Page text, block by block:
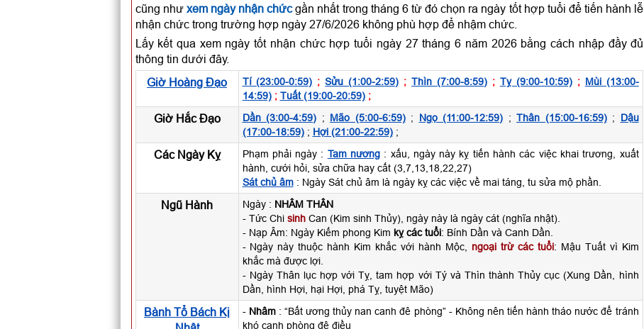
cũng như xem ngày nhận chứcgần nhất trong tháng 6 từ đó chọn ra ngày tốt hợp tuổi để tiến hành lễ
nhận chức trong trường hợp ngày 27/6/2026 không phù hợp để nhậm chức.
Lấy kết qua xem ngày tốt nhận chức hợp tuổi ngày 27 tháng 6 năm 2026 bằng cách nhập đầy đủ
thông tin dưới đây.
Giờ Hoàng Đạo
Tí (23:00-0:59) ;Sửu (1:00-2:59) ;Thìn (7:00-8:59) ; Tỵ (9:00-10:59); Mùi (13:00-
14:59); Tuất (19:00-20:59);
Giờ Hắc Đạo Dần (3:00-4:59) ; Mão (5:00-6:59); Ngọ (11:00-12:59) ; Thân (15:00-16:59); Dậu
(17:00-18:59); Hợi (21:00-22:59);
Các Ngày Kỵ Phạm phải ngày : Tam nương: xấu, ngày này kỵ tiến hành các việc khai trương, xuất
hành, cưới hỏi, sửa chữa hay cất (3,7,13,18,22,27)
Sát chủ âm: Ngày Sát chủ âm là ngày kỵ các việc về mai táng, tu sửa mộ phần.
Ngũ Hành Ngày : NHÂM THÂN
- Tức Chi sinhCan (Kim sinh Thủy), ngày này là ngày cát (nghĩa nhật).
- Nạp Âm: Ngày Kiếm phong Kim kỵ các tuổi: Bính Dần và Canh Dần.
- Ngày này thuộc hành Kim khắc với hành Mộc, ngoại trừ các tuổi: Mậu Tuất vì Kim
khắc mà được lợi.
- Ngày Thân lục hợp với Tỵ, tam hợp với Tý và Thìn thành Thủy cục (Xung Dần, hình
Dần, hình Hợi, hại Hợi, phá Tỵ, tuyệt Mão)
Bành Tổ Bách Kị
- Nhâm: “Bất ương thủy nan canh đê phòng” - Không nên tiến hành tháo nước để tránh
khó canh phòng đê điều